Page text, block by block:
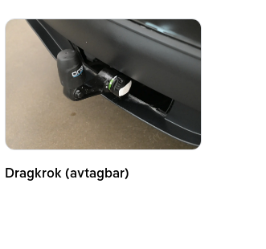
Dragkrok (avtagbar)